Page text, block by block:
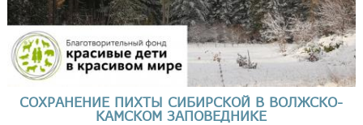
СОХРАНЕНИЕ ПИХТЫ СИБИРСКОЙ В ВОЛЖСКО-
КАМСКОМ ЗАПОВЕДНИКЕ